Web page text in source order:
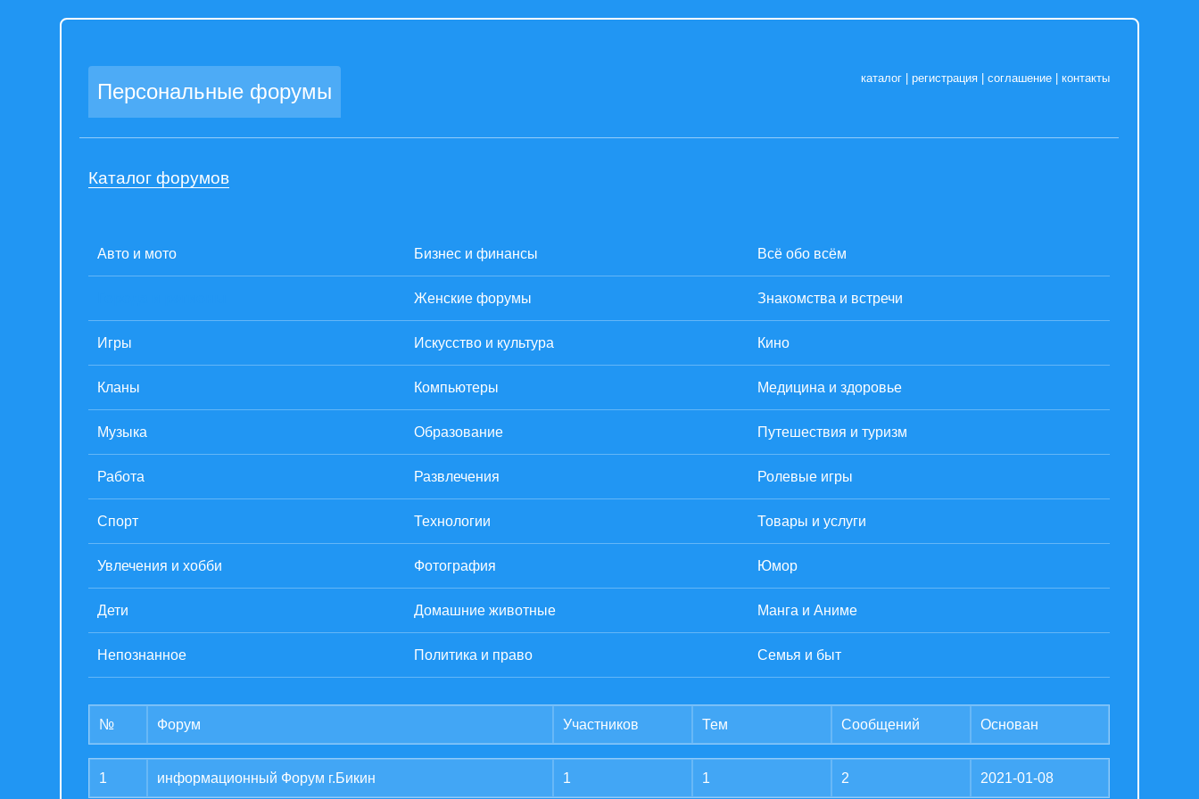
Персональные форумы
каталог |регистрация |соглашение |контакты
Каталог форумов
Авто и мото Бизнес и финансы Всё обо всём
Женские форумы Знакомства и встречи
Игры Искусство и культура Кино
Кланы Компьютеры Медицина и здоровье
Музыка Образование Путешествия и туризм
Работа Развлечения Ролевые игры
Спорт Технологии Товары и услуги
Увлечения и хобби Фотография Юмор
Дети Домашние животные Манга и Аниме
Непознанное Политика и право Семья и быт
№ Форум Участников Тем Сообщений Основан
1 информационный Форум г.Бикин 1 1 2 2021-01-08